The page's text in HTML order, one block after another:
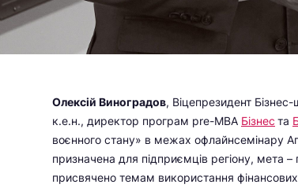
Олексій Виноградов, Віцепрезидент
к.е.н., директор програм pre-MBA Бізнес та
воєнного стану» в межах офлайнсемінару
призначена для підприємців регіону, мета –
присвячено темам використання фінансових